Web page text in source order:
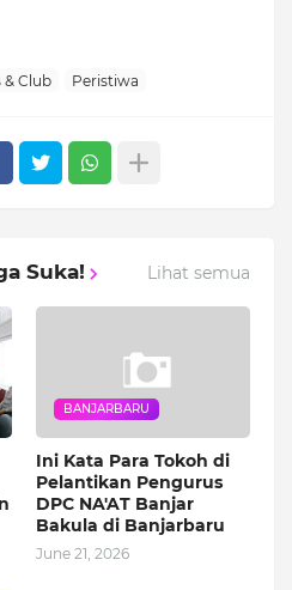
Club Peristiwa
Suka! Lihat semua
BANJARBARU
Ini Kata Para Tokoh di
Pelantikan Pengurus
DPC NA'AT Banjar
Bakula di Banjarbaru
June 21, 2026